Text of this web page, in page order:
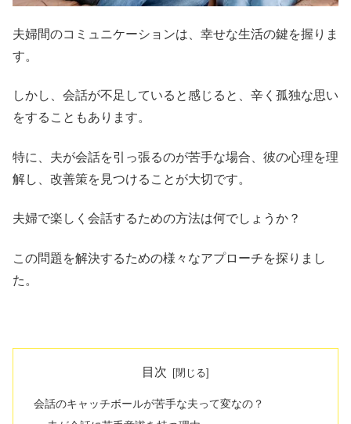
夫婦間のコミュニケーションは、幸せな生活の鍵を握りま
す。
しかし、会話が不足していると感じると、辛く孤独な思い
をすることもあります。
特に、夫が会話を引っ張るのが苦手な場合、彼の心理を理
解し、改善策を見つけることが大切です。
夫婦で楽しく会話するための方法は何でしょうか？
この問題を解決するための様々なアプローチを探りまし
た。
目次
会話のキャッチボールが苦手な夫って変なの？